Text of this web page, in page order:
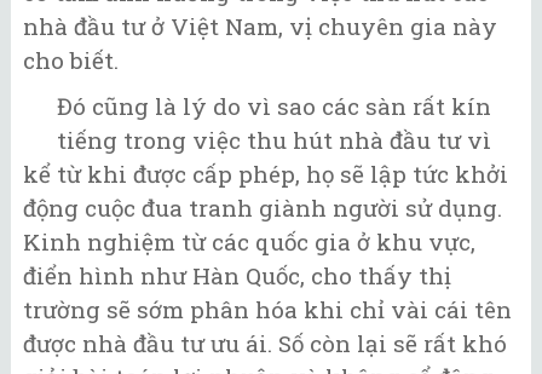
nhà đầu tư ở Việt Nam, vị chuyên gia này
cho biết.
Đó cũng là lý do vì sao các sàn rất kín
tiếng trong việc thu hút nhà đầu tư vì
kể từ khi được cấp phép, họ sẽ lập tức khởi
động cuộc đua tranh giành người sử dụng.
Kinh nghiệm từ các quốc gia ở khu vực,
điển hình như Hàn Quốc, cho thấy thị
trường sẽ sớm phân hóa khi chỉ vài cái tên
được nhà đầu tư ưu ái. Số còn lại sẽ rất khó